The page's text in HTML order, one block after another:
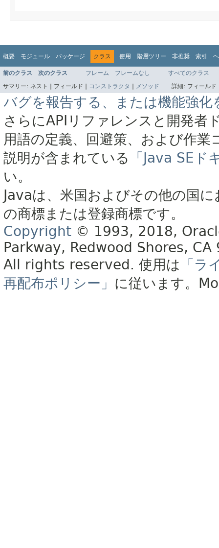
概要 モジュール パッケージ クラス 使用 階層ツリー 非推奨 索引
前のクラス 次のクラス フレーム フレームなし
すべてのクラス
サマリー: ネスト | フィールド | コンストラクタ | メソッド 詳細: フィール
バグを報告する、または機能強化
さらにAPIリファレンスと開発者
用語の定義、回避策、および作
説明が含まれている
「Java SE
い。
Javaは、米国およびその他の国
の商標または登録商標です。
Copyright © 1993, 2018,
Parkway, Redwood Shores, CA
All rights reserved. 使用は 「ラ
再配布ポリシー」 に従います。